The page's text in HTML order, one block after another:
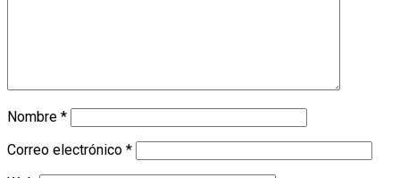
Nombre *
Correo electrónico *